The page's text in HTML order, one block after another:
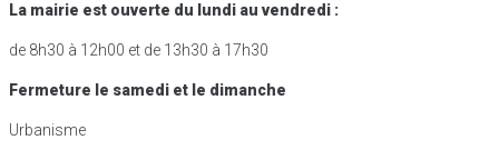
La mairie est ouverte du lundi au vendredi :
de 8h30 à 12h00 et de 13h30 à 17h30
Fermeture le samedi et le dimanche
Urbanisme